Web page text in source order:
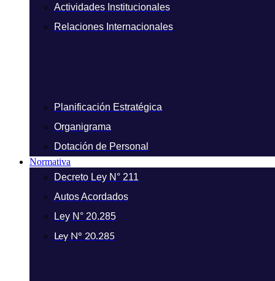
Actividades Institucionales
Relaciones Internacionales
Planificación Estratégica
Organigrama
Dotación de Personal
Normativa
Decreto Ley N° 211
Autos Acordados
Ley N° 20.285
Ley N° 20.285